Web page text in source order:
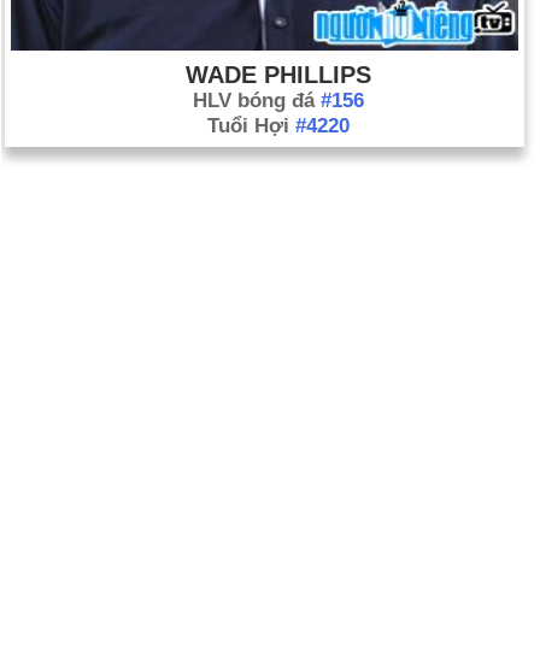
WADE PHILLIPS
HLV bóng đá #156
Tuổi Hợi #4220